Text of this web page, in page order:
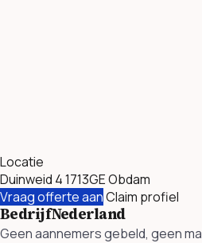
Locatie
Duinweid 4 1713GE Obdam
Vraag offerte aanClaim profiel
BedrijfNederland
Geen aannemers gebeld, geen